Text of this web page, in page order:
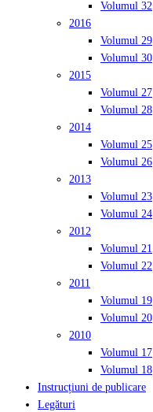
Volumul 32
2016
Volumul 29
Volumul 30
2015
Volumul 27
Volumul 28
2014
Volumul 25
Volumul 26
2013
Volumul 23
Volumul 24
2012
Volumul 21
Volumul 22
2011
Volumul 19
Volumul 20
2010
Volumul 17
Volumul 18
Instrucțiuni de publicare
Legături